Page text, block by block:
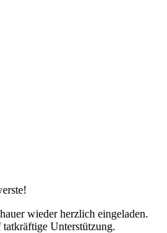
wieder herzlich eingeladen.
Unterstützung.